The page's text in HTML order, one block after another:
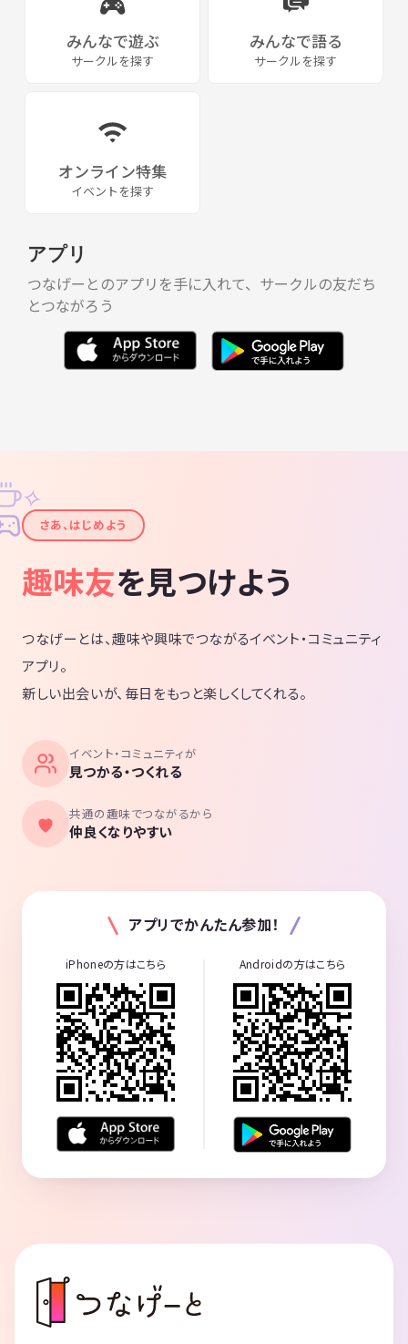
みんなで遊ぶ
サークルを探す
みんなで語る
サークルを探す
オンライン特集
イベントを探す
アプリ
つなげーとのアプリを手に入れて、サークルの友だち
とつながろう
✦
✧
さあ、はじめよう
趣味友を見つけよう
つなげーとは、趣味や興味でつながるイベント・コミュニティ
アプリ。
新しい出会いが、毎日をもっと楽しくしてくれる。
イベント・コミュニティが
見つかる・つくれる
共通の趣味でつながるから
仲良くなりやすい
アプリでかんたん参加！
iPhoneの方はこちら Androidの方はこちら